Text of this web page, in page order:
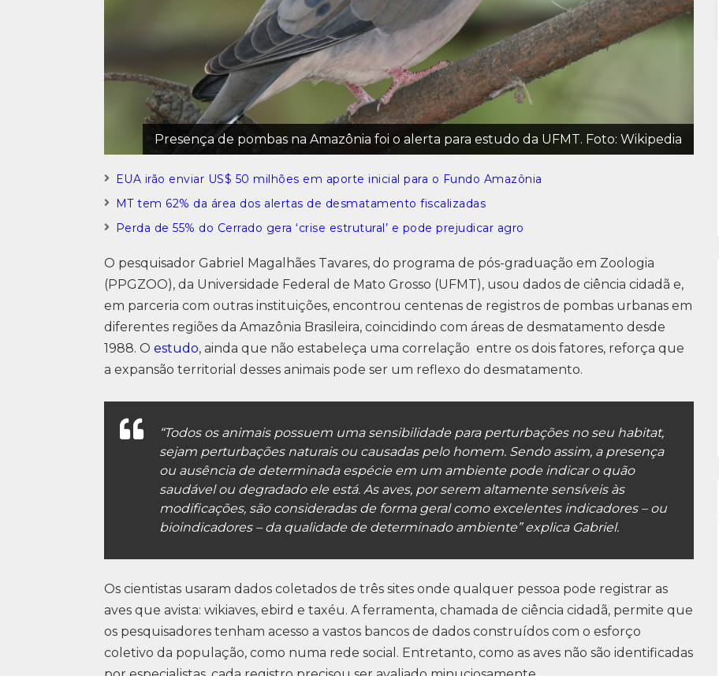
Presença de pombas na Amazônia foi o alerta para estudo da UFMT. Foto: Wikipedia
EUA irão enviar US$ 50 milhões em aporte inicial para o Fundo Amazônia
MT tem 62% da área dos alertas de desmatamento fiscalizadas
Perda de 55% do Cerrado gera ‘crise estrutural’ e pode prejudicar agro
O pesquisador Gabriel Magalhães Tavares, do programa de pós-graduação em Zoologia
(PPGZOO), da Universidade Federal de Mato Grosso (UFMT), usou dados de ciência cidadã e,
em parceria com outras instituições, encontrou centenas de registros de pombas urbanas em
diferentes regiões da Amazônia Brasileira, coincidindo com áreas de desmatamento desde
1988. O estudo, ainda que não estabeleça uma correlação entre os dois fatores, reforça que
a expansão territorial desses animais pode ser um reflexo do desmatamento.
“Todos os animais possuem uma sensibilidade para perturbações no seu habitat,
sejam perturbações naturais ou causadas pelo homem. Sendo assim, a presença
ou ausência de determinada espécie em um ambiente pode indicar o quão
saudável ou degradado ele está. As aves, por serem altamente sensíveis às
modificações, são consideradas de forma geral como excelentes indicadores – ou
bioindicadores – da qualidade de determinado ambiente” explica Gabriel.
Os cientistas usaram dados coletados de três sites onde qualquer pessoa pode registrar as
aves que avista: wikiaves, ebird e taxéu. A ferramenta, chamada de ciência cidadã, permite que
os pesquisadores tenham acesso a vastos bancos de dados construídos com o esforço
coletivo da população, como numa rede social. Entretanto, como as aves não são identificadas